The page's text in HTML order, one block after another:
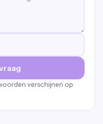
verschijnen op